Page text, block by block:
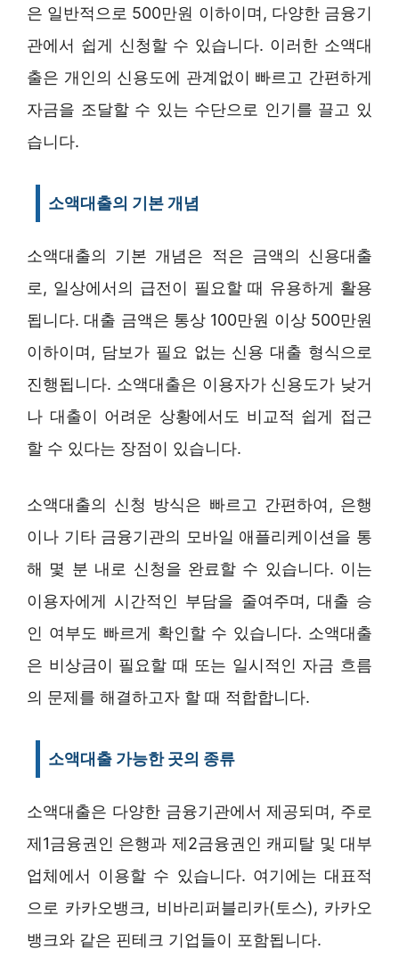
은 일반적으로 500만원 이하이며, 다양한 금융기
관에서 쉽게 신청할 수 있습니다. 이러한 소액대
출은 개인의 신용도에 관계없이 빠르고 간편하게
자금을 조달할 수 있는 수단으로 인기를 끌고 있
습니다.
소액대출의 기본 개념
소액대출의 기본 개념은 적은 금액의 신용대출
로, 일상에서의 급전이 필요할 때 유용하게 활용
됩니다. 대출 금액은 통상 100만원 이상 500만원
이하이며, 담보가 필요 없는 신용 대출 형식으로
진행됩니다. 소액대출은 이용자가 신용도가 낮거
나 대출이 어려운 상황에서도 비교적 쉽게 접근
할 수 있다는 장점이 있습니다.
소액대출의 신청 방식은 빠르고 간편하여, 은행
이나 기타 금융기관의 모바일 애플리케이션을 통
해 몇 분 내로 신청을 완료할 수 있습니다. 이는
이용자에게 시간적인 부담을 줄여주며, 대출 승
인 여부도 빠르게 확인할 수 있습니다. 소액대출
은 비상금이 필요할 때 또는 일시적인 자금 흐름
의 문제를 해결하고자 할 때 적합합니다.
소액대출 가능한 곳의 종류
소액대출은 다양한 금융기관에서 제공되며, 주로
제1금융권인 은행과 제2금융권인 캐피탈 및 대부
업체에서 이용할 수 있습니다. 여기에는 대표적
으로 카카오뱅크, 비바리퍼블리카(토스), 카카오
뱅크와 같은 핀테크 기업들이 포함됩니다.